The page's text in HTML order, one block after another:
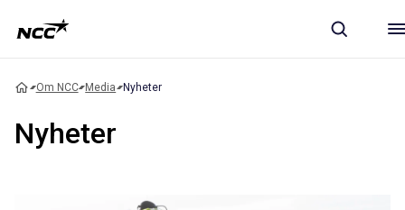
Om NCC Media Nyheter
Nyheter